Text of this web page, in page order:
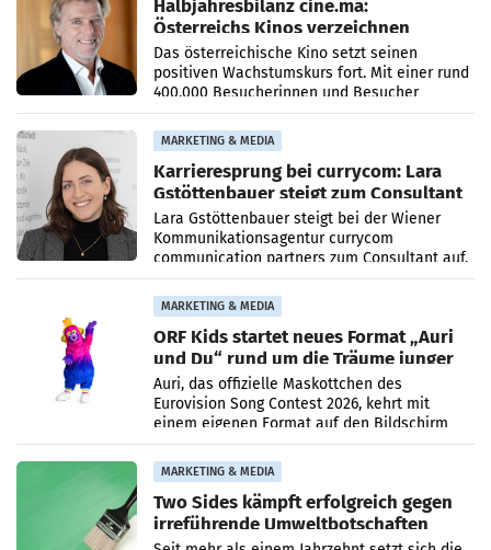
Halbjahresbilanz cine.ma:
Österreichs Kinos verzeichnen
400.000 Besucher mehr
Das österreichische Kino setzt seinen
positiven Wachstumskurs fort. Mit einer rund
400.000 Besucherinnen und Besucher
höheren Nettoreichweite im ersten Halbjahr
2026 gegenüber dem
MARKETING & MEDIA
Karrieresprung bei currycom: Lara
Gstöttenbauer steigt zum Consultant
auf
Lara Gstöttenbauer steigt bei der Wiener
Kommunikationsagentur currycom
communication partners zum Consultant auf.
Die 27-jährige Beraterin betreut Kundinnen
und Kunden in den Bereichen
MARKETING & MEDIA
ORF Kids startet neues Format „Auri
und Du“ rund um die Träume junger
Menschen
Auri, das offizielle Maskottchen des
Eurovision Song Contest 2026, kehrt mit
einem eigenen Format auf den Bildschirm
zurück. In der neuen Sendung „Auri und Du“
bei ORF Kids steht
MARKETING & MEDIA
Two Sides kämpft erfolgreich gegen
irreführende Umweltbotschaften
beim Papiereinsatz